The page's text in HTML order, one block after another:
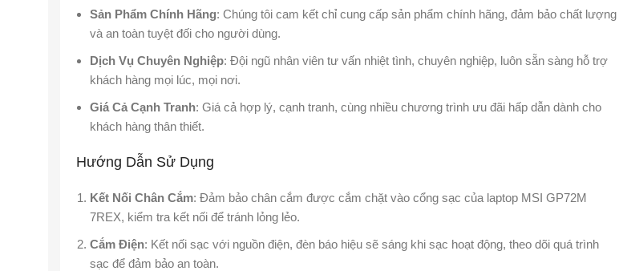
Sản Phẩm Chính Hãng: Chúng tôi cam kết chỉ cung cấp sản phẩm chính hãng, đảm bảo chất lượng
và an toàn tuyệt đối cho người dùng.
Dịch Vụ Chuyên Nghiệp: Đội ngũ nhân viên tư vấn nhiệt tình, chuyên nghiệp, luôn sẵn sàng hỗ trợ
khách hàng mọi lúc, mọi nơi.
Giá Cả Cạnh Tranh: Giá cả hợp lý, cạnh tranh, cùng nhiều chương trình ưu đãi hấp dẫn dành cho
khách hàng thân thiết.
Hướng Dẫn Sử Dụng
Kết Nối Chân Cắm: Đảm bảo chân cắm được cắm chặt vào cổng sạc của laptop MSI GP72M
7REX, kiểm tra kết nối để tránh lỏng lẻo.
Cắm Điện: Kết nối sạc với nguồn điện, đèn báo hiệu sẽ sáng khi sạc hoạt động, theo dõi quá trình
sạc để đảm bảo an toàn.